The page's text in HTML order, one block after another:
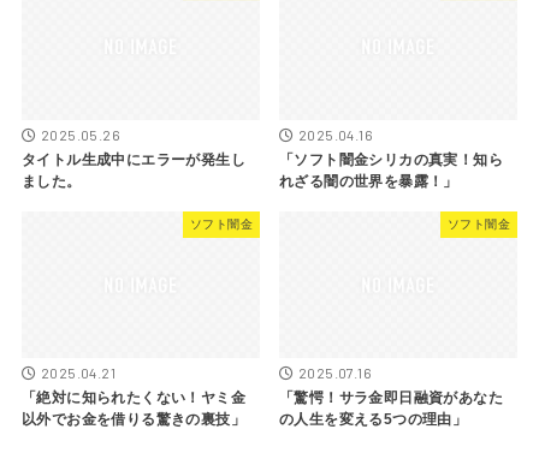
2025.05.26
タイトル生成中にエラーが発生し
ました。
2025.04.16
「ソフト闇金シリカの真実！知ら
れざる闇の世界を暴露！」
ソフト闇金
2025.04.21
「絶対に知られたくない！ヤミ金
以外でお金を借りる驚きの裏技」
ソフト闇金
2025.07.16
「驚愕！サラ金即日融資があなた
の人生を変える5つの理由」